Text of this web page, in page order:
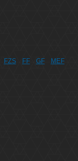
FZS FF GF
MEF